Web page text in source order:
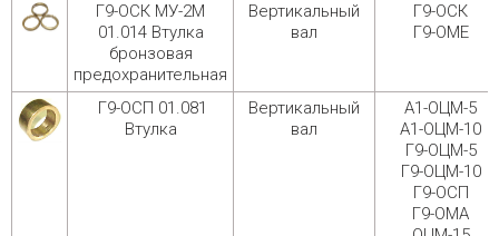
Г9-ОСК МУ-2М
01.014 Втулка
бронзовая
предохранительная
Вертикальный
вал
Г9-ОСК
Г9-ОМЕ
Г9-ОСП 01.081
Втулка
Вертикальный
вал
А1-ОЦМ-5
А1-ОЦМ-10
Г9-ОЦМ-5
Г9-ОЦМ-10
Г9-ОСП
Г9-ОМА